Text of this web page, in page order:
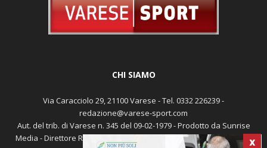
X
CHI SIAMO
Via Caracciolo 29, 21100 Varese - Tel. 0332 226239 -
redazione@varese-sport.com
Aut. del trib. di Varese n. 345 del 09-02-1979 - Prodotto da Sunrise
Media - Direttore Responsabile: Michele Marocco -Cookie policy